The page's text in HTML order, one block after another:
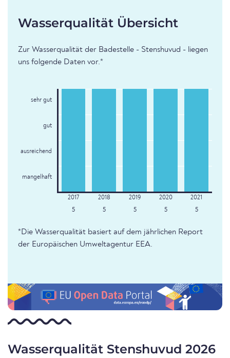
Wasserqualität Übersicht
Zur Wasserqualität der Badestelle - Stenshuvud - liegen
uns folgende Daten vor.*
sehr gut
gut
ausreichend
mangelhaft
5 5 5 5 5
*Die Wasserqualität basiert auf dem jährlichen Report
der Europäischen Umweltagentur EEA.
Wasserqualität Stenshuvud 2026